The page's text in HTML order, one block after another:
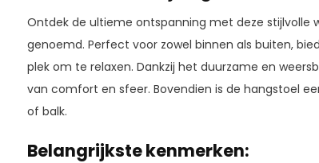
Ontdek de ultieme ontspanning met deze stijlvolle
genoemd. Perfect voor zowel binnen als buiten,
plek om te relaxen. Dankzij het duurzame en
van comfort en sfeer. Bovendien is de hangstoel
of balk.
Belangrijkste kenmerken: